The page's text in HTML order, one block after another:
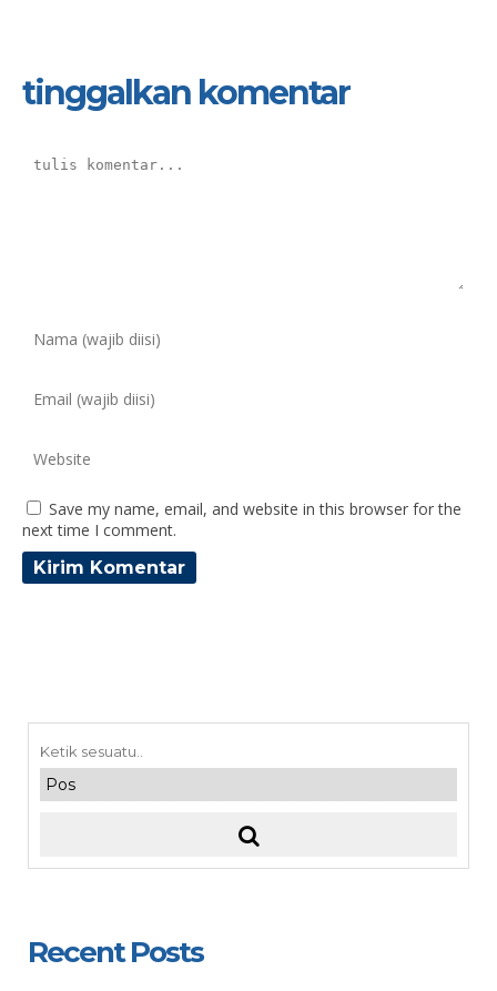
tinggalkan komentar
Save my name, email, and website in this browser for the
next time I comment.
Recent Posts